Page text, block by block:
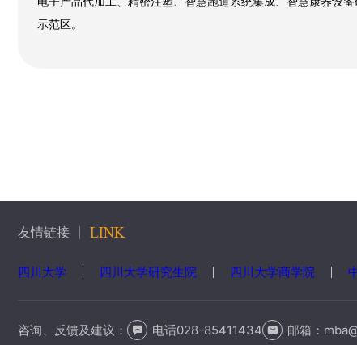
示范区。
友情链接 LINK
四川大学 四川大学研究生院 四川大学商学院
咨询、反馈及建议： 电话028-85411434 邮箱：